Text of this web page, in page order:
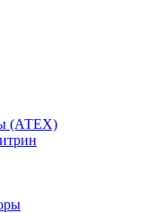
(АТЕХ)